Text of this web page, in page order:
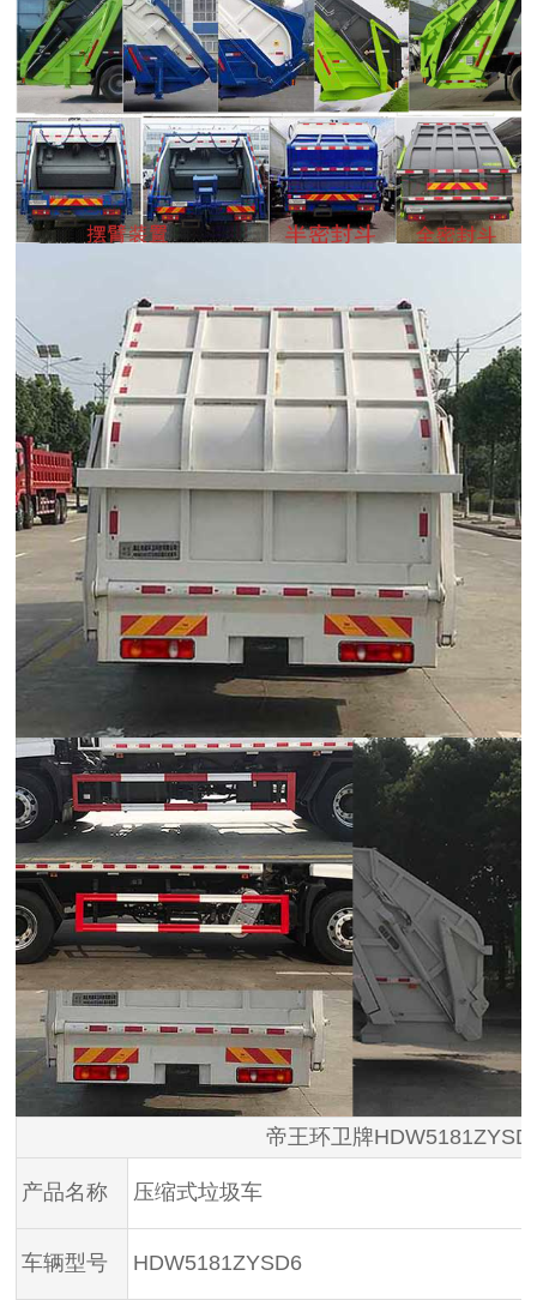
帝王环卫牌
产品名称 压缩式垃圾车
车辆型号 HDW5181ZYSD6